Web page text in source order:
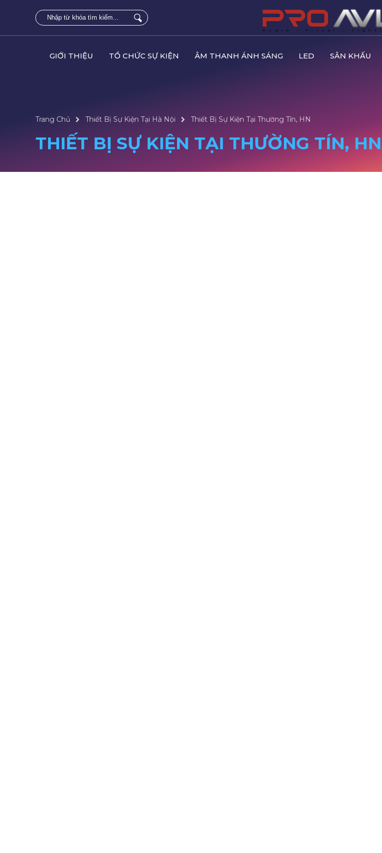
GIỚI THIỆU TỔ CHỨC SỰ KIỆN ÂM THANH ÁNH SÁNG LED SÂN KHẤU
Trang Chủ Thiết Bị Sự Kiện Tại Hà Nội Thiết Bị Sự Kiện Tại Thường Tín, HN
THIẾT BỊ SỰ KIỆN TẠI THƯỜNG TÍN, HN